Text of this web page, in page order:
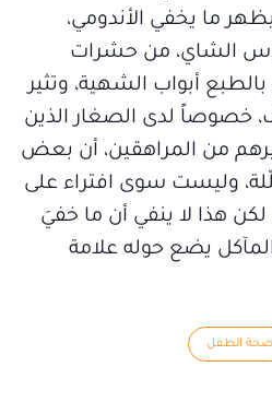
ما يخفي الأندومي،
الشاي، من حشرات
أبواب الشهية، وتثير
خصوصاً لدى الصغار الذين
من المراهقين، أن بعض
وليست سوى افتراء على
هذا لا ينفي أن ما خفيَ
يضع حوله علامة
صحة الطفل